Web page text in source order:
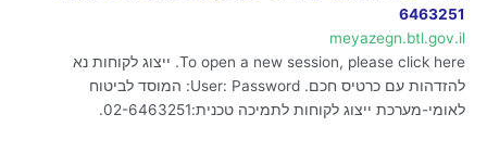
6463251
meyazegn.btl.gov.il
To open a new session, please click here. ייצוג לקוחות נא
להזדהות עם כרטיס חכם. User: Password: המוסד לביטוח
לאומי-מערכת ייצוג לקוחות לתמיכה טכנית:02-6463251.